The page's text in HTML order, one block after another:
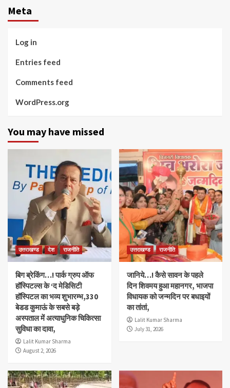
Meta
Log in
Entries feed
Comments feed
WordPress.org
You may have missed
उत्तराखण्ड देश राजनीति
बिग ब्रेकिंग…! पार्क ग्रुप ऑफ
हॉस्पिटल्स के ‘द मेडिसिटी
हॉस्पिटल का भव्य शुभारम्भ,330
बेडड कुमाऊं के सबसे बड़े
अस्पताल में अत्याधुनिक चिकित्सा
सुविधा का दावा,
Lalit Kumar Sharma
August 2, 2026
उत्तराखण्ड राजनीति
जानिये…! कैसे सावन के पहले
दिन शिवमय हुआ महानगर, भाजपा
विधायक को जन्मदिन पर बधाइयों
का तांतां,
Lalit Kumar Sharma
July 31, 2026